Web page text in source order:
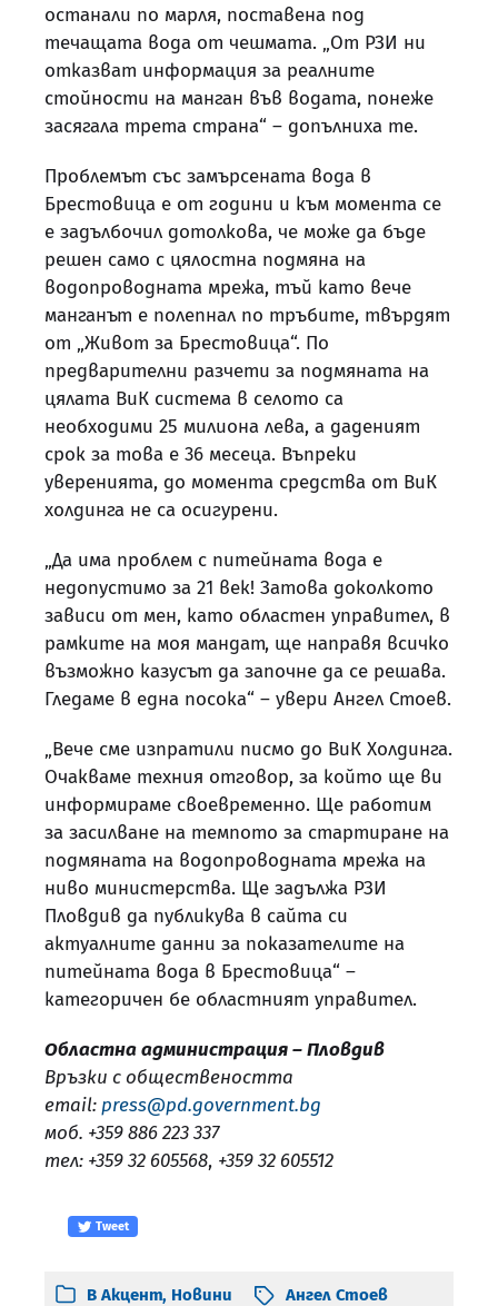
останали по марля, поставена под
течащата вода от чешмата. „От РЗИ ни
отказват информация за реалните
стойности на манган във водата, понеже
засягала трета страна“ – допълниха те.
Проблемът със замърсената вода в
Брестовица е от години и към момента се
е задълбочил дотолкова, че може да бъде
решен само с цялостна подмяна на
водопроводната мрежа, тъй като вече
манганът е полепнал по тръбите, твърдят
от „Живот за Брестовица“. По
предварителни разчети за подмяната на
цялата ВиК система в селото са
необходими 25 милиона лева, а даденият
срок за това е 36 месеца. Въпреки
уверенията, до момента средства от ВиК
холдинга не са осигурени.
„Да има проблем с питейната вода е
недопустимо за 21 век! Затова доколкото
зависи от мен, като областен управител, в
рамките на моя мандат, ще направя всичко
възможно казусът да започне да се решава.
Гледаме в една посока“ – увери Ангел Стоев.
„Вече сме изпратили писмо до ВиК Холдинга.
Очакваме техния отговор, за който ще ви
информираме своевременно. Ще работим
за засилване на темпото за стартиране на
подмяната на водопроводната мрежа на
ниво министерства. Ще задължа РЗИ
Пловдив да публикува в сайта си
актуалните данни за показателите на
питейната вода в Брестовица“ –
категоричен бе областният управител.
Областна администрация – Пловдив
Връзки с обществеността
email: press@pd.government.bg
моб. +359 886 223 337
тел: +359 32 605568, +359 32 605512
Tweet
В Акцент, Новини Ангел Стоев